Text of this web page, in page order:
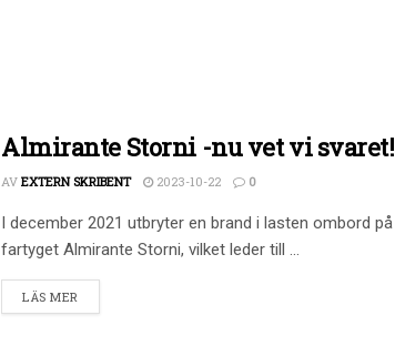
Almirante Storni -nu vet vi svaret!
AV EXTERN SKRIBENT 2023-10-22 0
I december 2021 utbryter en brand i lasten ombord på
fartyget Almirante Storni, vilket leder till ...
LÄS MER